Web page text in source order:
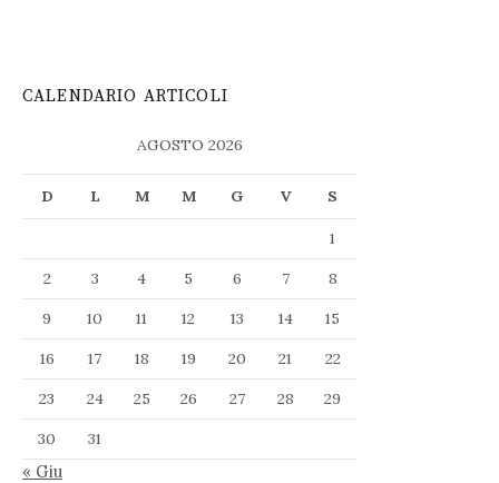
CALENDARIO ARTICOLI
AGOSTO 2026
D L M M G V S
1
2
3 4 5 6 7
8
9
10 11 12 13 14
15
16
17 18 19 20 21
22
23
24 25 26 27 28
29
30
31
« Giu